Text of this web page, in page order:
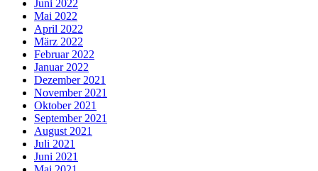
Juni 2022
Mai 2022
April 2022
März 2022
Februar 2022
Januar 2022
Dezember 2021
November 2021
Oktober 2021
September 2021
August 2021
Juli 2021
Juni 2021